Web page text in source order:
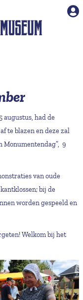
augustus, had de
te blazen en deze zal
Monumentendag”, 9
van oude
bij de
worden gespeeld en
Welkom bij het